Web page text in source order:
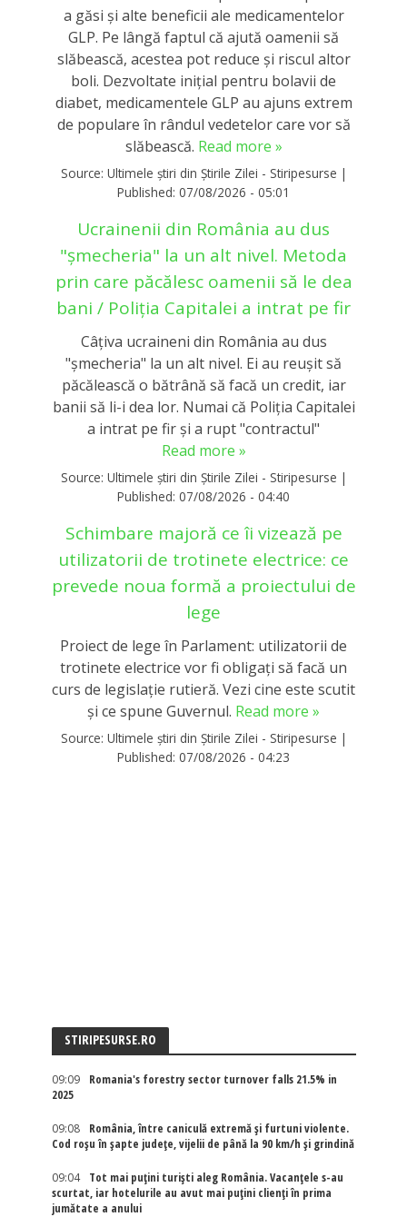
a găsi și alte beneficii ale medicamentelor
GLP. Pe lângă faptul că ajută oamenii să
slăbească, acestea pot reduce și riscul altor
boli. Dezvoltate inițial pentru bolavii de
diabet, medicamentele GLP au ajuns extrem
de populare în rândul vedetelor care vor să
slăbească. Read more »
Source: Ultimele știri din Știrile Zilei - Stiripesurse |
Published: 07/08/2026 - 05:01
Ucrainenii din România au dus
"șmecheria" la un alt nivel. Metoda
prin care păcălesc oamenii să le dea
bani / Poliția Capitalei a intrat pe fir
Câțiva ucraineni din România au dus
"șmecheria" la un alt nivel. Ei au reușit să
păcălească o bătrână să facă un credit, iar
banii să li-i dea lor. Numai că Poliția Capitalei
a intrat pe fir și a rupt "contractul"
Read more »
Source: Ultimele știri din Știrile Zilei - Stiripesurse |
Published: 07/08/2026 - 04:40
Schimbare majoră ce îi vizează pe
utilizatorii de trotinete electrice: ce
prevede noua formă a proiectului de
lege
Proiect de lege în Parlament: utilizatorii de
trotinete electrice vor fi obligați să facă un
curs de legislație rutieră. Vezi cine este scutit
și ce spune Guvernul. Read more »
Source: Ultimele știri din Știrile Zilei - Stiripesurse |
Published: 07/08/2026 - 04:23
STIRIPESURSE.RO
09:09
Romania's forestry sector turnover falls 21.5% in
2025
09:08
România, între caniculă extremă și furtuni violente.
Cod roșu în șapte județe, vijelii de până la 90 km/h și grindină
09:04
Tot mai puțini turiști aleg România. Vacanțele s-au
scurtat, iar hotelurile au avut mai puțini clienți în prima
jumătate a anului